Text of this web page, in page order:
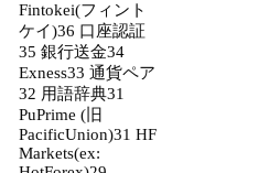
Fintokei(フィント
ケイ)36 口座認証
35 銀行送金34
Exness33 通貨ペア
32 用語辞典31
PuPrime (旧
PacificUnion)31 HF
Markets(ex: